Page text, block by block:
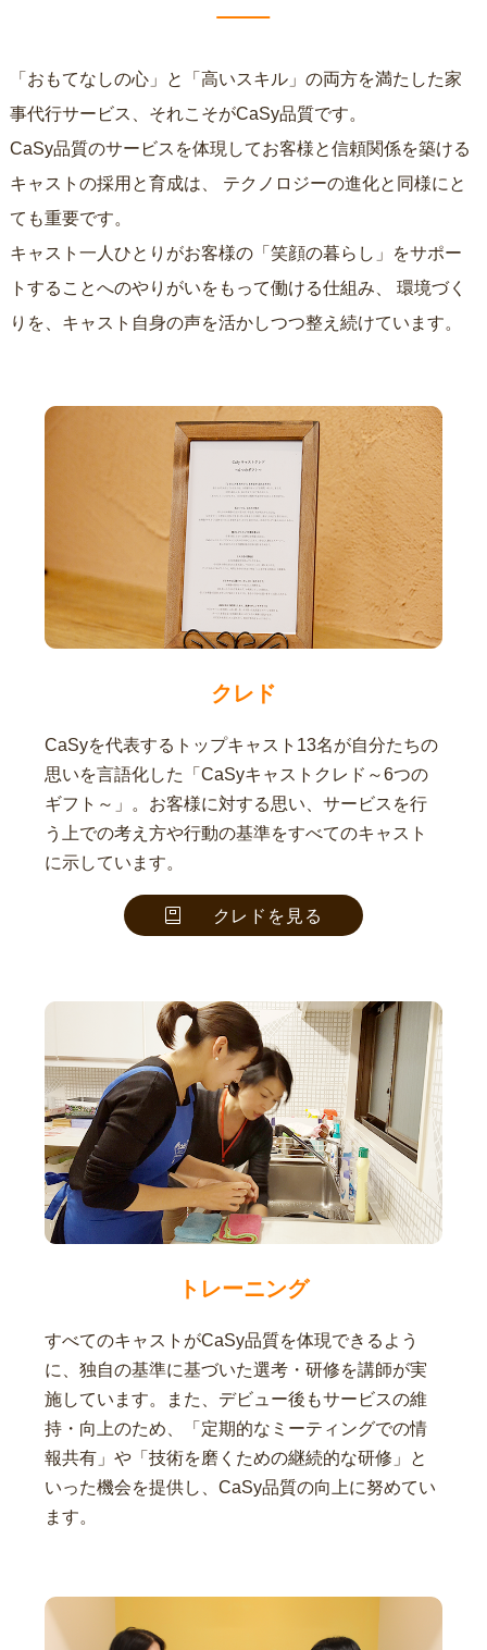
「おもてなしの心」と「高いスキル」の両方を満たした家
事代行サービス、それこそがCaSy品質です。
CaSy品質のサービスを体現してお客様と信頼関係を築ける
キャストの採用と育成は、
ても重要です。
キャスト一人ひとりがお客様の「笑顔の暮らし」をサポー
トすることへのやりがいをもって働ける仕組み、
りを、キャスト自身の声を活かしつつ整え続けています。
クレド
CaSyを代表するトップキャスト13名が自分たちの
思いを言語化した「CaSyキャストクレド～6つの
ギフト～」。お客様に対する思い、サービスを行
う上での考え方や行動の基準をすべてのキャスト
に示しています。
クレドを見る
トレーニング
すべてのキャストがCaSy品質を体現できるよう
に、独自の基準に基づいた選考・研修を講師が実
施しています。また、デビュー後もサービスの維
持・向上のため、「定期的なミーティングでの情
報共有」や「技術を磨くための継続的な研修」と
いった機会を提供し、CaSy品質の向上に努めてい
ます。